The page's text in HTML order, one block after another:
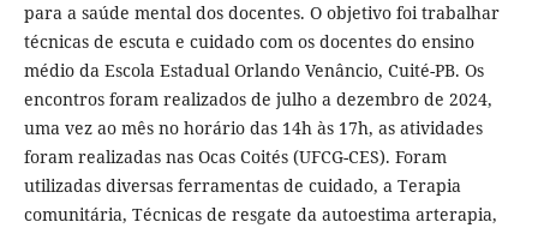
para a saúde mental dos docentes. O objetivo foi trabalhar
técnicas de escuta e cuidado com os docentes do ensino
médio da Escola Estadual Orlando Venâncio, Cuité-PB. Os
encontros foram realizados de julho a dezembro de 2024,
uma vez ao mês no horário das 14h às 17h, as atividades
foram realizadas nas Ocas Coités (UFCG-CES). Foram
utilizadas diversas ferramentas de cuidado, a Terapia
comunitária, Técnicas de resgate da autoestima arterapia,